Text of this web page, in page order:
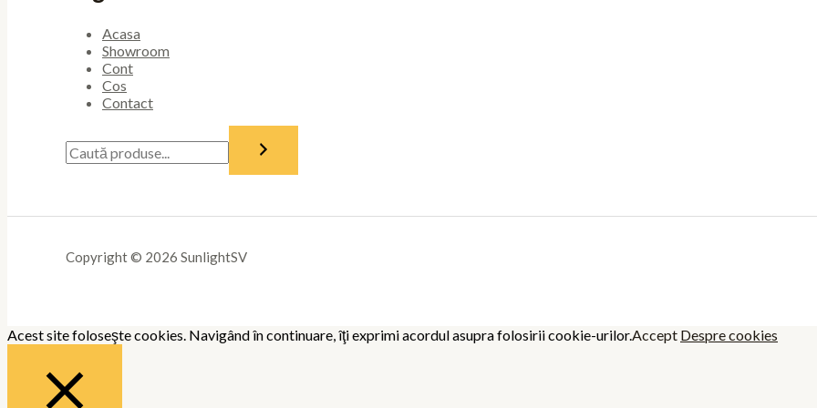
Acasa
Showroom
Cont
Cos
Contact
Copyright © 2026 SunlightSV
Acest site foloseşte cookies. Navigând în continuare, îţi exprimi acordul asupra folosirii cookie-urilor.Accept Despre cookies